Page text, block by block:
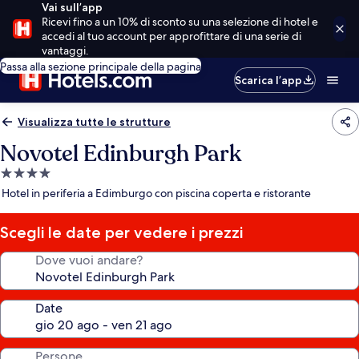
Vai sull’app
Ricevi fino a un 10% di sconto su una selezione di hotel e
accedi al tuo account per approfittare di una serie di
vantaggi.
Passa alla sezione principale della pagina
Scarica l’app
Visualizza tutte le strutture
Novotel Edinburgh Park
Struttura
a
stelle
Hotel in periferia a Edimburgo con piscina coperta e ristorante
Scegli le date per vedere i prezzi
Dove vuoi andare?
Date